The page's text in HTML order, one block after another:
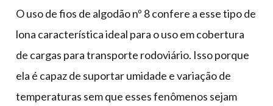
O uso de fios de algodão nº 8 confere a esse tipo de
lona característica ideal para o uso em cobertura
de cargas para transporte rodoviário. Isso porque
ela é capaz de suportar umidade e variação de
temperaturas sem que esses fenômenos sejam